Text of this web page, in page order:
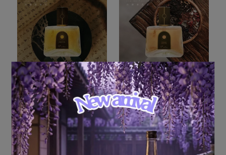
P. Seven 台灣茶香水
《Aged Tea 暗香》
NT$4,051
Add to Cart
P. Seven 台灣茶香水 《
Formosa Beau-Tea 玉香
》
NT$3,851
Add to Cart